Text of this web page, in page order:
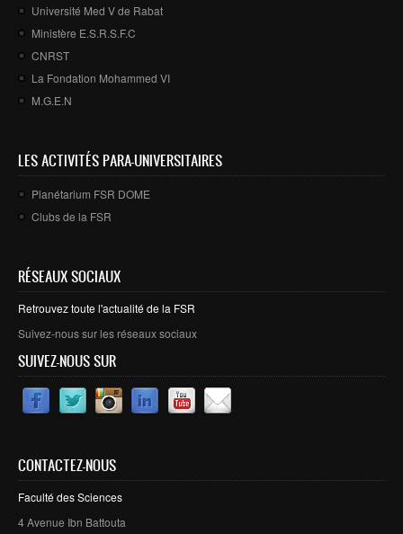
Université Med V de Rabat
Ministère E.S.R.S.F.C
CNRST
La Fondation Mohammed VI
M.G.E.N
LES ACTIVITÉS PARA-UNIVERSITAIRES
Planétarium FSR DOME
Clubs de la FSR
RÉSEAUX SOCIAUX
Retrouvez toute l'actualité de la FSR
Suivez-nous sur les réseaux sociaux
SUIVEZ-NOUS SUR
CONTACTEZ-NOUS
Faculté des Sciences
4 Avenue Ibn Battouta